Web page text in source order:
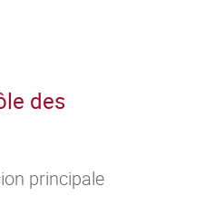
des
principale